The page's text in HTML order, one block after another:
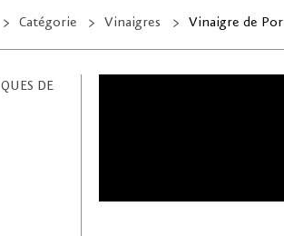
Catégorie Vinaigres Vinaigre de
DE